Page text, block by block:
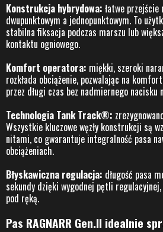
Konstrukcja hybrydowa: łatwe
dwupunktowym a jednopunktowym. To
stabilna fiksacja podczas marszu lub
kontaktu ogniowego.
Komfort operatora: miękki, szeroki
rozkłada obciążenie, pozwalając na
przez długi czas bez nadmiernego nacisku
Technologia Tank Track®:
Wszystkie kluczowe węzły konstrukcji są
nitami, co gwarantuje integralność pasa
obciążeniach.
Błyskawiczna regulacja: długość pasa
sekundy dzięki wygodnej pętli
pod ręką.
Pas RAGNARR Gen.II idealnie